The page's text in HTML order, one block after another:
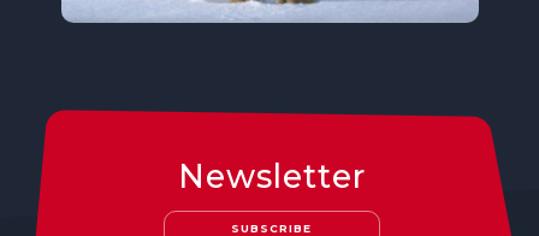
Newsletter
SUBSCRIBE